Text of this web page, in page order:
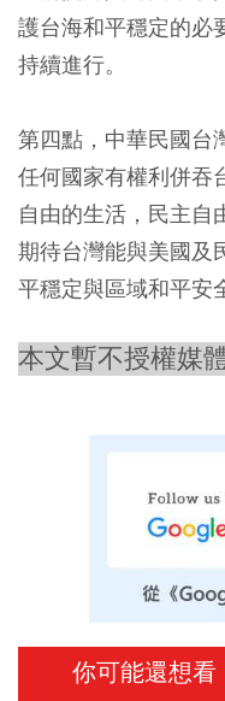
護台海和平穩定的必
持續進行。
第四點，中華民國台
任何國家有權利併吞
自由的生活，民主自
期待台灣能與美國及
平穩定與區域和平安
本文暫不授權媒
你可能還想看